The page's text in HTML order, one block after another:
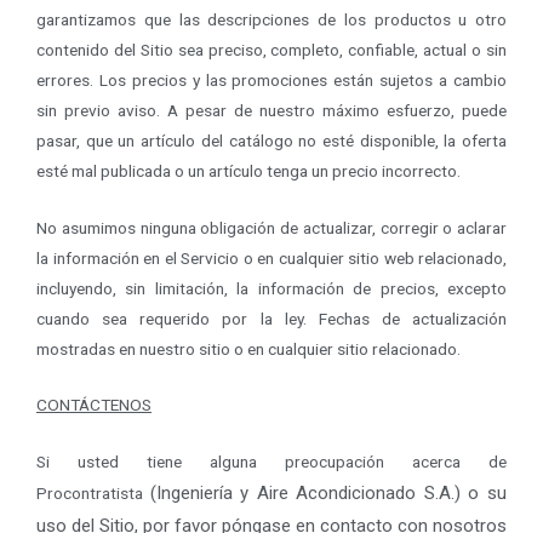
garantizamos que las descripciones de los productos u otro
contenido del Sitio sea preciso, completo, confiable, actual o sin
errores. Los precios y las promociones están sujetos a cambio
sin previo aviso. A pesar de nuestro máximo esfuerzo, puede
pasar, que un artículo del catálogo no esté disponible, la oferta
esté mal publicada o un artículo tenga un precio incorrecto.
No asumimos ninguna obligación de actualizar, corregir o aclarar
la información en el Servicio o en cualquier sitio web relacionado,
incluyendo, sin limitación, la información de precios, excepto
cuando sea requerido por la ley. Fechas de actualización
mostradas en nuestro sitio o en cualquier sitio relacionado.
CONTÁCTENOS
Si usted tiene alguna preocupación acerca de
Procontratista (Ingeniería y Aire Acondicionado S.A.) o su
uso del Sitio, por favor póngase en contacto con nosotros